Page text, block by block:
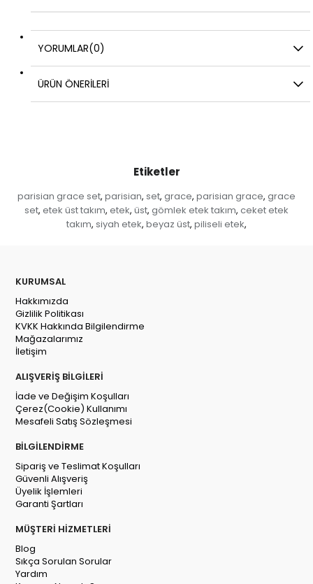
YORUMLAR(0)
ÜRÜN ÖNERILERI
Etiketler
parisian grace set, parisian, set, grace, parisian grace, grace
set, etek üst takım, etek, üst, gömlek etek takım, ceket etek
takım, siyah etek, beyaz üst, piliseli etek,
KURUMSAL
Hakkımızda
Gizlilik Politikası
KVKK Hakkında Bilgilendirme
Mağazalarımız
İletişim
ALIŞVERİŞ BİLGİLERİ
İade ve Değişim Koşulları
Çerez(Cookie) Kullanımı
Mesafeli Satış Sözleşmesi
BİLGİLENDİRME
Sipariş ve Teslimat Koşulları
Güvenli Alışveriş
Üyelik İşlemleri
Garanti Şartları
MÜŞTERİ HİZMETLERİ
Blog
Sıkça Sorulan Sorular
Yardım